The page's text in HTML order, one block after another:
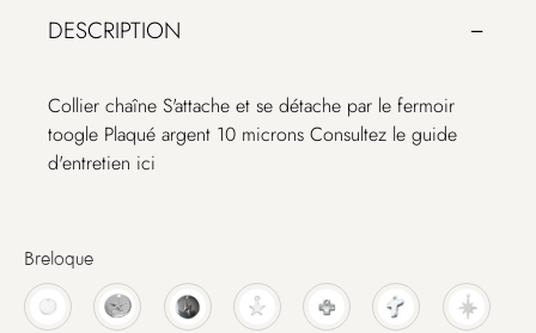
DESCRIPTION
Collier chaîne S'attache et se détache par le fermoir
toogle Plaqué argent 10 microns Consultez le guide
d'entretien ici
Breloque